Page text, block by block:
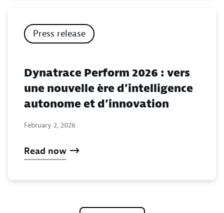
Press release
Dynatrace Perform 2026 : vers
une nouvelle ère d’intelligence
autonome et d’innovation
February 2, 2026
Read now